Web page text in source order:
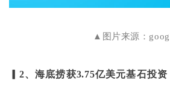
▲图片来源：
▎2、海底捞获3.75亿美元基石投